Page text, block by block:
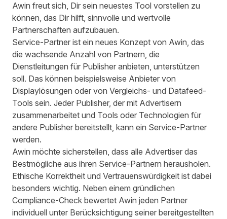
Awin freut sich, Dir sein neuestes Tool vorstellen zu
können, das Dir hilft, sinnvolle und wertvolle
Partnerschaften aufzubauen.
Service-Partner ist ein neues Konzept von Awin, das
die wachsende Anzahl von Partnern, die
Dienstleitungen für Publisher anbieten, unterstützen
soll. Das können beispielsweise Anbieter von
Displaylösungen oder von Vergleichs- und Datafeed-
Tools sein. Jeder Publisher, der mit Advertisern
zusammenarbeitet und Tools oder Technologien für
andere Publisher bereitstellt, kann ein Service-Partner
werden.
Awin möchte sicherstellen, dass alle Advertiser das
Bestmögliche aus ihren Service-Partnern herausholen.
Ethische Korrektheit und Vertrauenswürdigkeit ist dabei
besonders wichtig. Neben einem gründlichen
Compliance-Check bewertet Awin jeden Partner
individuell unter Berücksichtigung seiner bereitgestellten